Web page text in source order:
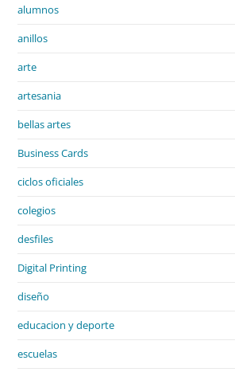
alumnos
anillos
arte
artesania
bellas artes
Business Cards
ciclos oficiales
colegios
desfiles
Digital Printing
diseño
educacion y deporte
escuelas